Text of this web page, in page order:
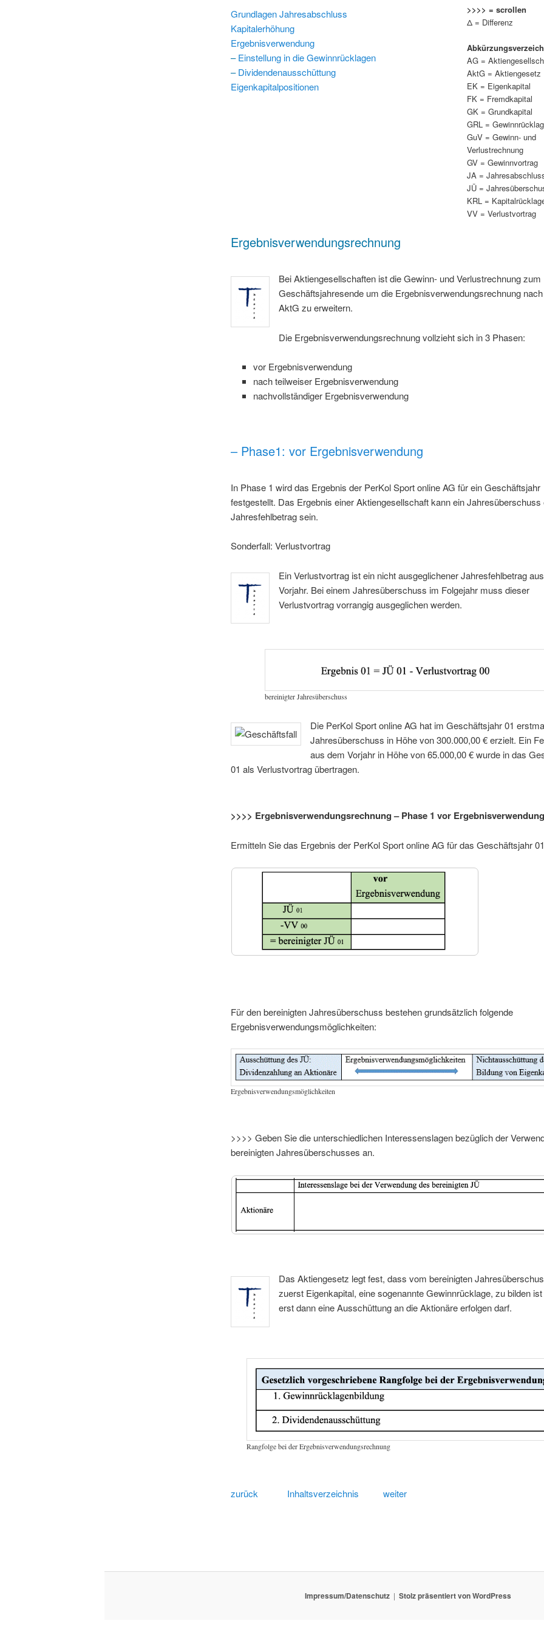
Grundlagen Jahresabschluss
Kapitalerhöhung
Ergebnisverwendung
–Einstellung in die Gewinnrücklagen
–Dividendenausschüttung
Eigenkapitalpositionen
>>>> = scrollen
Δ = Differenz
AG =
AktG = Aktiengesetz
EK = Eigenkapital
FK = Fremdkapital
GK = Grundkapital
GRL =
GuV = Gewinn- und
Verlustrechnung
GV = Gewinnvortrag
JA =
JÜ =
KRL =
VV = Verlustvortrag
Ergebnisverwendungsrechnung
Bei Aktiengesellschaften ist die Gewinn- und Verlustrechnung zum
Geschäftsjahresende um die Ergebnisverwendungsrechnung
AktG zu erweitern.
Die Ergebnisverwendungsrechnung vollzieht sich in 3 Phasen:
vor Ergebnisverwendung
nach teilweiser Ergebnisverwendung
nachvollständiger Ergebnisverwendung
– Phase1: vor Ergebnisverwendung
In Phase 1 wird das Ergebnis der PerKol Sport online AG für ein Geschäftsjahr
festgestellt. Das Ergebnis einer Aktiengesellschaft kann ein Jahresüberschuss
Jahresfehlbetrag sein.
Sonderfall: Verlustvortrag
Ein Verlustvortrag ist ein nicht ausgeglichener Jahresfehlbetrag
Vorjahr. Bei einem Jahresüberschuss im Folgejahr muss dieser
Verlustvortrag vorrangig ausgeglichen werden.
bereinigter Jahresüberschuss
Die PerKol Sport online AG hat im Geschäftsjahr 01
Jahresüberschuss in Höhe von 300.000,00 € erzielt. Ein
aus dem Vorjahr in Höhe von 65.000,00 € wurde in das
01 als Verlustvortrag übertragen.
>>>> Ergebnisverwendungsrechnung – Phase 1 vor
Ermitteln Sie das Ergebnis der PerKol Sport online AG für das Geschäftsjahr
Für den bereinigten Jahresüberschuss bestehen grundsätzlich folgende
Ergebnisverwendungsmöglichkeiten:
Ergebnisverwendungsmöglichkeiten
>>>> Geben Sie die unterschiedlichen Interessenslagen bezüglich der
bereinigten Jahresüberschusses an.
Das Aktiengesetz legt fest, dass vom bereinigten
zuerst Eigenkapital, eine sogenannte Gewinnrücklage, zu bilden
erst dann eine Ausschüttung an die Aktionäre erfolgen darf.
Rangfolge bei der Ergebnisverwendungsrechnung
zurück Inhaltsverzeichnis weiter
Impressum/Datenschutz Stolz präsentiert von WordPress